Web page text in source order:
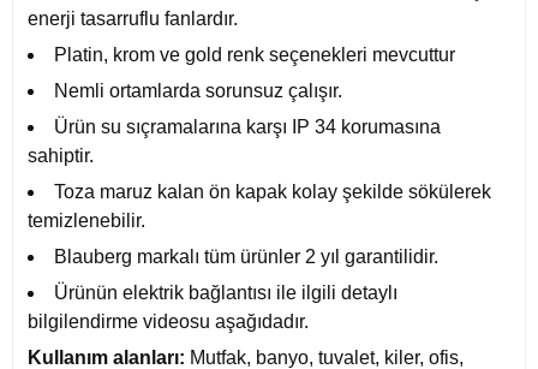
enerji tasarruflu fanlardır.
Platin, krom ve gold renk seçenekleri mevcuttur
Nemli ortamlarda sorunsuz çalışır.
Ürün su sıçramalarına karşı IP 34 korumasına
sahiptir.
Toza maruz kalan ön kapak kolay şekilde sökülerek
temizlenebilir.
Blauberg markalı tüm ürünler 2 yıl garantilidir.
Ürünün elektrik bağlantısı ile ilgili detaylı
bilgilendirme videosu aşağıdadır.
Kullanım alanları: Mutfak, banyo, tuvalet, kiler, ofis,